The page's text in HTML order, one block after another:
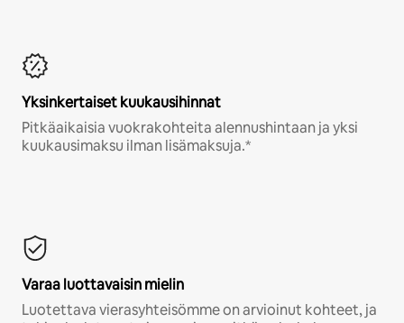
Yksinkertaiset kuukausihinnat
Pitkäaikaisia vuokrakohteita alennushintaan ja yksi
kuukausimaksu ilman lisämaksuja.*
Varaa luottavaisin mielin
Luotettava vierasyhteisömme on arvioinut kohteet, ja